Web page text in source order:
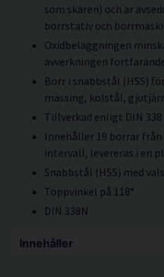
som skären) och är
borrstativ och
Oxidbeläggningen
avverkningen
Borr i snabbstål (HSS)
mässing, kolstål,
Tillverkad enligt DIN 338
Innehåller 19 borrar
intervall, levereras i en
Snabbstål (HSS) med
Toppvinkel på 118°
DIN 338N
Innehåller